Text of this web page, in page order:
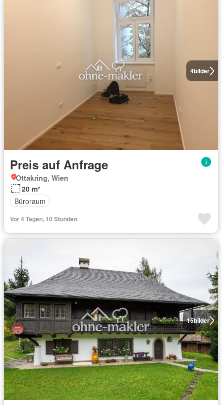
4bilder
Preis auf Anfrage
Ottakring, Wien
20 m²
Büroraum
Vor 4 Tagen, 10 Stunden
15bilder